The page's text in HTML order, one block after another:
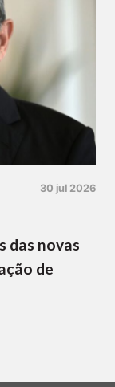
30 jul 2026
das novas
de